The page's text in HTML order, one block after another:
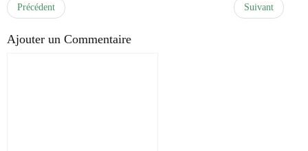
Précédent Suivant
Ajouter un Commentaire